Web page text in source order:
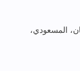
المسعودي،